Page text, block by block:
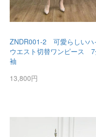
ZNDR001-2 可愛らしいハ
ウエスト切替ワンピース
袖
13,800円